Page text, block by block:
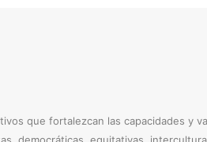
que fortalezcan las capacidades y